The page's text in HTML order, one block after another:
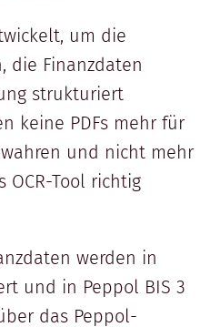
um die
die Finanzdaten
strukturiert
keine PDFs mehr für
und nicht mehr
Tool richtig
werden in
und in Peppol BIS 3
das Peppol-